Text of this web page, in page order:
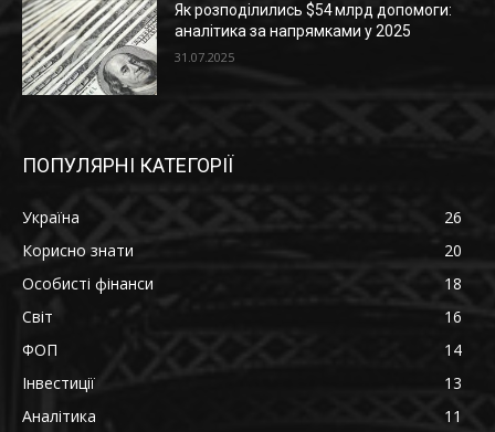
Як розподілились $54 млрд допомоги:
аналітика за напрямками у 2025
31.07.2025
ПОПУЛЯРНІ КАТЕГОРІЇ
Україна
26
Корисно знати
20
Особисті фінанси
18
Світ
16
ФОП
14
Інвестиції
13
Аналітика
11